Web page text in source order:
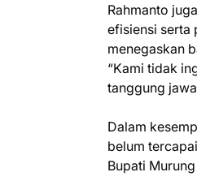
Rahmanto
efisiensi serta
menegaskan
“Kami tidak
tanggung
Dalam
belum
Bupati